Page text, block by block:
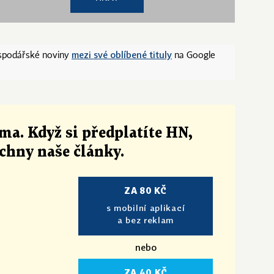
noviny mezi své oblíbené tituly na Google
Když si předplatíte HN,
naše články.
ZA 80 KČ
s mobilní aplikací
a bez reklam
nebo